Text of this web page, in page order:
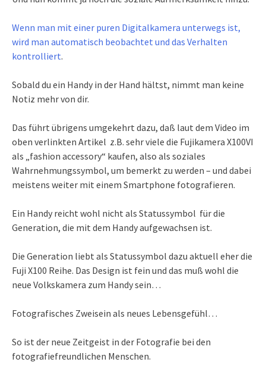
Wenn man mit einer puren Digitalkamera unterwegs ist,
wird man automatisch beobachtet und das Verhalten
kontrolliert.
Sobald du ein Handy in der Hand hältst, nimmt man keine
Notiz mehr von dir.
Das führt übrigens umgekehrt dazu, daß laut dem Video im
oben verlinkten Artikel z.B. sehr viele die Fujikamera X100VI
als „fashion accessory“ kaufen, also als soziales
Wahrnehmungssymbol, um bemerkt zu werden – und dabei
meistens weiter mit einem Smartphone fotografieren.
Ein Handy reicht wohl nicht als Statussymbol für die
Generation, die mit dem Handy aufgewachsen ist.
Die Generation liebt als Statussymbol dazu aktuell eher die
Fuji X100 Reihe. Das Design ist fein und das muß wohl die
neue Volkskamera zum Handy sein…
Fotografisches Zweisein als neues Lebensgefühl…
So ist der neue Zeitgeist in der Fotografie bei den
fotografiefreundlichen Menschen.